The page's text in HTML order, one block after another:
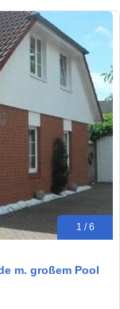
1 / 6
m. großem Pool